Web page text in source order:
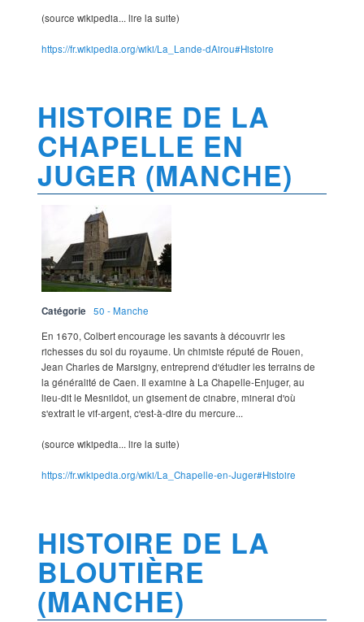
(source wikipedia... lire la suite)
https://fr.wikipedia.org/wiki/La_Lande-dAirou#Histoire
HISTOIRE DE LA
CHAPELLE EN
JUGER (MANCHE)
Catégorie
50 - Manche
En 1670, Colbert encourage les savants à découvrir les
richesses du sol du royaume. Un chimiste réputé de Rouen,
Jean Charles de Marsigny, entreprend d'étudier les terrains de
la généralité de Caen. Il examine à La Chapelle-Enjuger, au
lieu-dit le Mesnildot, un gisement de cinabre, minerai d'où
s'extrait le vif-argent, c'est-à-dire du mercure...
(source wikipedia... lire la suite)
https://fr.wikipedia.org/wiki/La_Chapelle-en-Juger#Histoire
HISTOIRE DE LA
BLOUTIÈRE
(MANCHE)